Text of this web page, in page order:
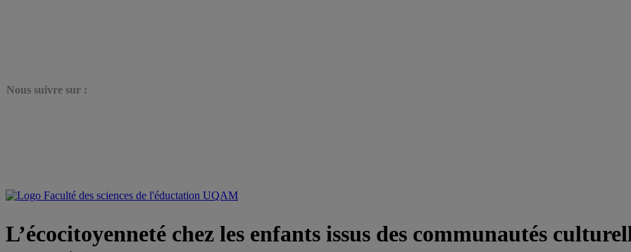
Nous suivre sur :
L’écocitoyenneté chez les enfants issus des communautés